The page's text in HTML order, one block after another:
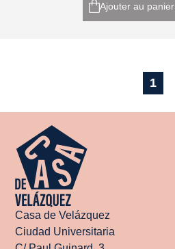
Ajouter au panier
1
Casa de Velázquez
Ciudad Universitaria